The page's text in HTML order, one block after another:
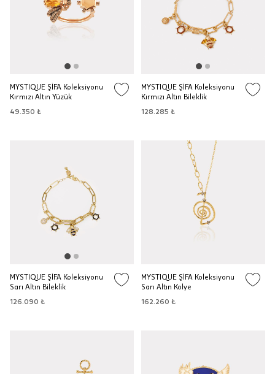
MYSTIQUE ŞİFA Koleksiyonu
Kırmızı Altın Yüzük
49.350 ₺
MYSTIQUE ŞİFA Koleksiyonu
Kırmızı Altın Bileklik
128.285 ₺
MYSTIQUE ŞİFA Koleksiyonu
Sarı Altın Bileklik
126.090 ₺
MYSTIQUE ŞİFA Koleksiyonu
Sarı Altın Kolye
162.260 ₺